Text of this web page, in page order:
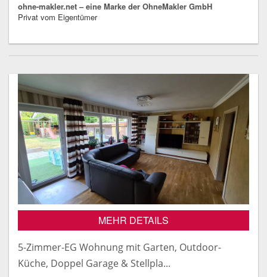
ohne-makler.net – eine Marke der OhneMakler GmbH
Privat vom Eigentümer
MEHR DETAILS
5-Zimmer-EG Wohnung mit Garten, Outdoor-
Küche, Doppel Garage & Stellpla...